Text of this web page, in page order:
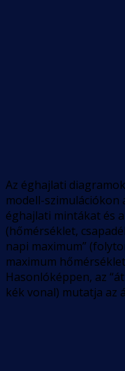
Az éghajlati
modell-szimulációkon
éghajlati mintákat és
(hőmérséklet,
napi maximum”
maximum
Hasonlóképpen, az
kék vonal) mutatja az